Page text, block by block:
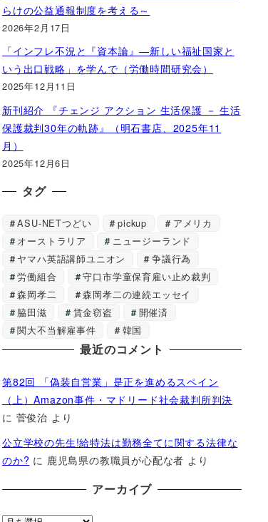
らけの公益通報制度を考える～
2026年2月17日
「インフレ不況と『資本論』―新しい福祉国家と
いう出口戦略」を学んで（労働時間研究会）
2025年12月11日
新刊紹介 『チェンジ アクション 生活保護 － 生活
保護裁判30年の軌跡』（明石書店、2025年11
月）
2025年12月6日
タグ
ASU-NETつどい pickup
アメリカ
オーストラリア
ニュージーランド
ヤマハ英語講師ユニオン
争議行為
労働組合
守口市学童保育雇い止め裁判
森岡孝二
森岡孝二の連続エッセイ
脇田滋
賃金窃盗
開催済
関大不当解雇事件
韓国
最近のコメント
第82回 「偽装自営業」是正を進めるスペイン
（上）Amazon事件・マドリード社会裁判所判決
に 菅俊治 より
公立学校の先生!給特法は勤務全てに関する法律な
のか? に 鹿児島県の教職員が心配な者 より
アーカイブ